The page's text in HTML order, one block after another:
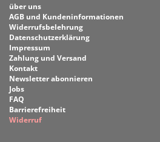
über uns
AGB und Kundeninformationen
Widerrufsbelehrung
Datenschutzerklärung
Impressum
Zahlung und Versand
Kontakt
Newsletter abonnieren
Jobs
FAQ
Barrierefreiheit
Widerruf